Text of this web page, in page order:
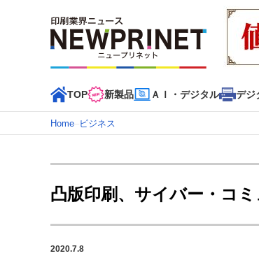
TOP 新製品 ＡＩ・デジタル デジ
インデックス
TOP 新着記事 特集記事 動画
カテゴリー一覧
新商品 新製品 ＡＩ・デジタル デジタ
特集記事カテゴリー一覧
Home–ビジネス
凸版印刷、サイバー・コ
2020.7.8